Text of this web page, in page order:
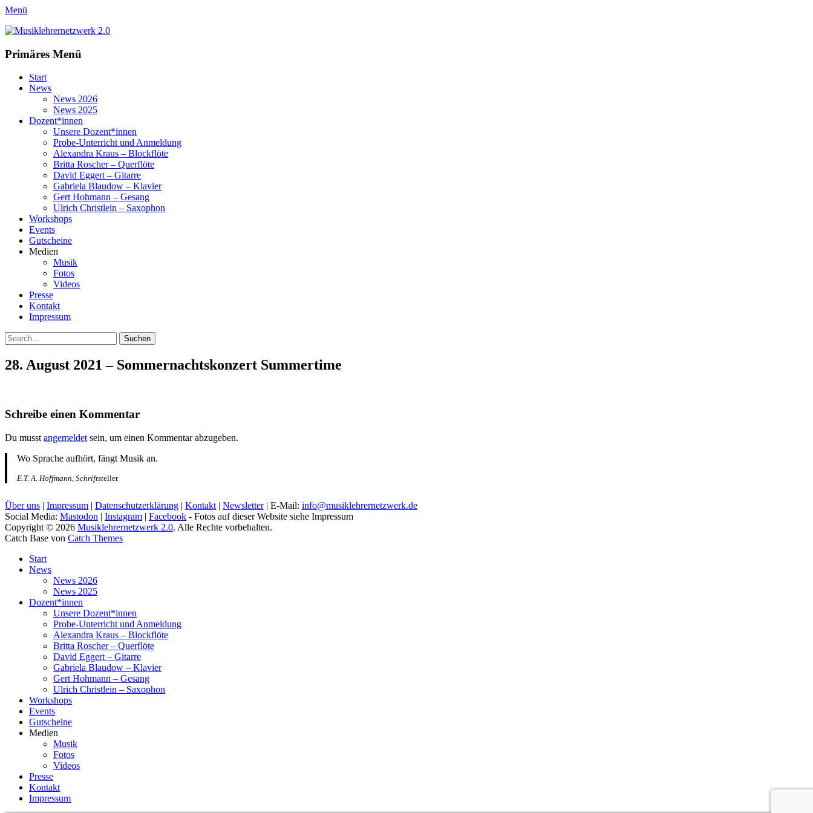
Menü
Musiklehrernetzwerk 2.0
Primäres Menü
Zum
Inhalt
Start
News
News 2026
News 2025
Dozent*innen
Unsere Dozent*innen
Probe-Unterricht und Anmeldung
Alexandra Kraus – Blockflöte
Britta Roscher – Querflöte
David Eggert – Gitarre
Gabriela Blaudow – Klavier
Gert Hohmann – Gesang
Ulrich Christlein – Saxophon
Workshops
Events
Gutscheine
Medien
Musik
Fotos
Videos
Presse
Kontakt
Impressum
Suchen
Suchen
nach:
28. August 2021 – Sommernachtskonzert Summertime
Schreibe einen Kommentar
Du musst angemeldet sein, um einen Kommentar abzugeben.
Wo Sprache aufhört, fängt Musik an.
E.T. A. Hoffmann, Schriftsteller
Über uns | Impressum | Datenschutzerklärung | Kontakt | Newsletter| E-Mail: info@musiklehrernetzwerk.de
Social Media: Mastodon | Instagram | Facebook - Fotos auf dieser Website siehe Impressum
Copyright © 2026 Musiklehrernetzwerk 2.0. Alle Rechte vorbehalten.
Catch Base von Catch Themes
oben
scrollen
Start
News
News 2026
News 2025
Dozent*innen
Unsere Dozent*innen
Probe-Unterricht und Anmeldung
Alexandra Kraus – Blockflöte
Britta Roscher – Querflöte
David Eggert – Gitarre
Gabriela Blaudow – Klavier
Gert Hohmann – Gesang
Ulrich Christlein – Saxophon
Workshops
Events
Gutscheine
Medien
Musik
Fotos
Videos
Presse
Kontakt
Impressum